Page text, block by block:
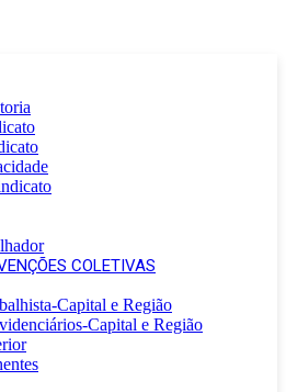
COLETIVAS
Capital e Região
Capital e Região